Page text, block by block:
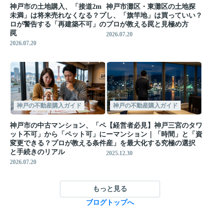
神戸市の土地購入、「接道2m
未満」は将来売れなくなる？プ
ロが警告する「再建築不可」の
罠
2026.07.20
神戸市灘区・東灘区の土地探
し、「旗竿地」は買っていい？
プロが教える罠と見極め方
2026.07.20
神戸の不動産購入ガイド
神戸市の中古マンション、「ペ
ット不可」から「ペット可」に
変更できる？プロが教える条件
と手続きのリアル
2026.07.20
神戸の不動産購入ガイド
【経営者必見】神戸三宮のタワ
ーマンション｜「時間」と「資
産」を最大化する究極の選択
2025.12.30
もっと見る
ブログトップへ